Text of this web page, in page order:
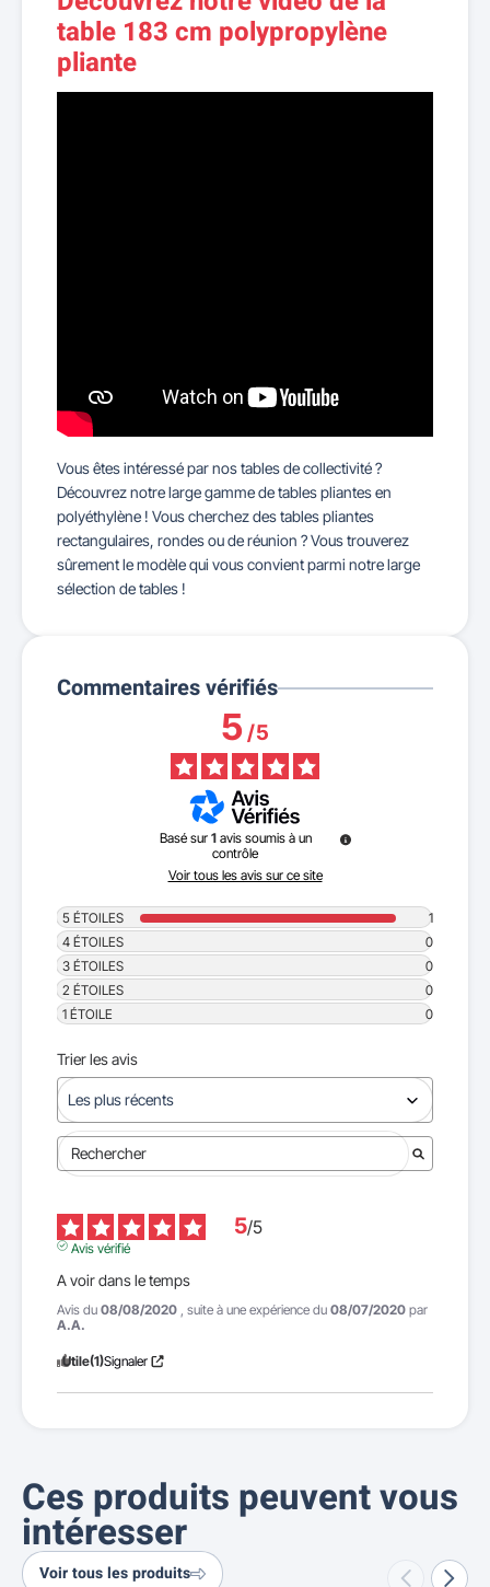
table 183 cm polypropylène
pliante
Vous êtes intéressé par nos tables de collectivité ?
Découvrez notre large gamme de tables pliantes en
polyéthylène ! Vous cherchez des tables pliantes
rectangulaires, rondes ou de réunion ? Vous trouverez
sûrement le modèle qui vous convient parmi notre large
sélection de tables !
Commentaires vérifiés
5/5
Basé sur 1 avis soumis à un
contrôle
Voir tous les avis sur ce site
5 ÉTOILES
1
4 ÉTOILES
0
3 ÉTOILES
0
2 ÉTOILES
0
1 ÉTOILE 0
Trier les avis
5/5
Avis vérifié
A voir dans le temps
Avis du 08/08/2020 , suite à une expérience du 08/07/2020 par
A.A.
Utile(1)Signaler
Ces produits peuvent vous
intéresser
Voir tous les produits